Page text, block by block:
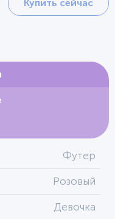
Купить сейчас
Футер
Розовый
Девочка